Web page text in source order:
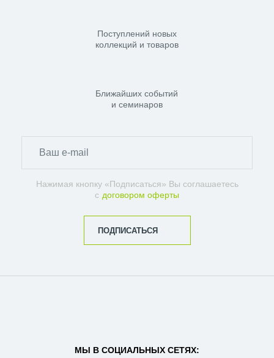
Поступлений новых
коллекций и товаров
Ближайших событий
и семинаров
Нажимая кнопку «Подписаться» Вы соглашаетесь
с договором оферты
ПОДПИСАТЬСЯ
МЫ В СОЦИАЛЬНЫХ СЕТЯХ: